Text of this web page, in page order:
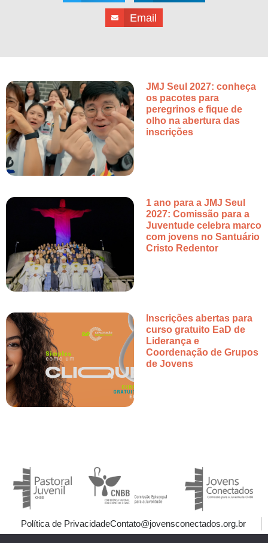
Email
JMJ Seul 2027: conheça
os pacotes para
peregrinos e fique de
olho na abertura das
inscrições
1 ano para a JMJ Seul
2027: Comissão para a
Juventude celebra marco
com jovens no Santuário
Cristo Redentor
Inscrições abertas para
curso gratuito EaD de
Liderança e
Coordenação de Grupos
de Jovens
Política de PrivacidadeContato@jovensconectados.org.br